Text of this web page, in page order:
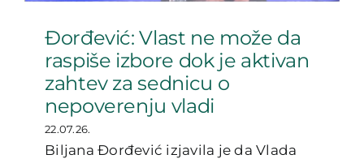
Đorđević: Vlast ne može da
raspiše izbore dok je aktivan
zahtev za sednicu o
nepoverenju vladi
22.07.26.
Biljana Đorđević izjavila je da Vlada